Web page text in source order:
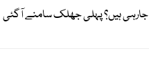
جارہی ہیں؟ پہلی جھلک سامنے آگئی